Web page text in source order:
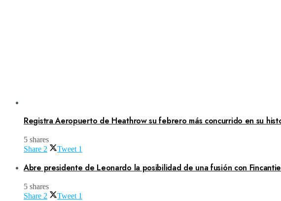
Registra Aeropuerto de Heathrow su febrero más concurrido en su
5 shares
Share 2 Tweet 1
Abre presidente de Leonardo la posibilidad de una fusión con
5 shares
Share 2 Tweet 1